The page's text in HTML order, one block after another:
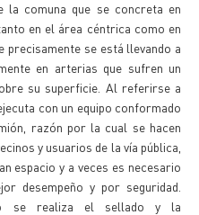
la comuna que se concreta en
en el área céntrica como en
precisamente se está llevando a
en arterias que sufren un
su superficie. Al referirse a
con un equipo conformado
razón por la cual se hacen
y usuarios de la vía pública,
espacio y a veces es necesario
desempeño y por seguridad.
se realiza el sellado y la